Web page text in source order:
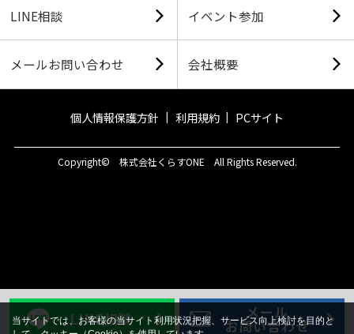
LINE相談 イベント参加
メールお問い合わせ 会社概要
個人情報保護方針 利用規約 PCサイト
LINE相談 メール
お問い合わせ
Copyright© 株式会社くらすONE All Rights Reserved.
当サイトでは、お客様の当サイト利用状況把握、サービス向上検討を目的と